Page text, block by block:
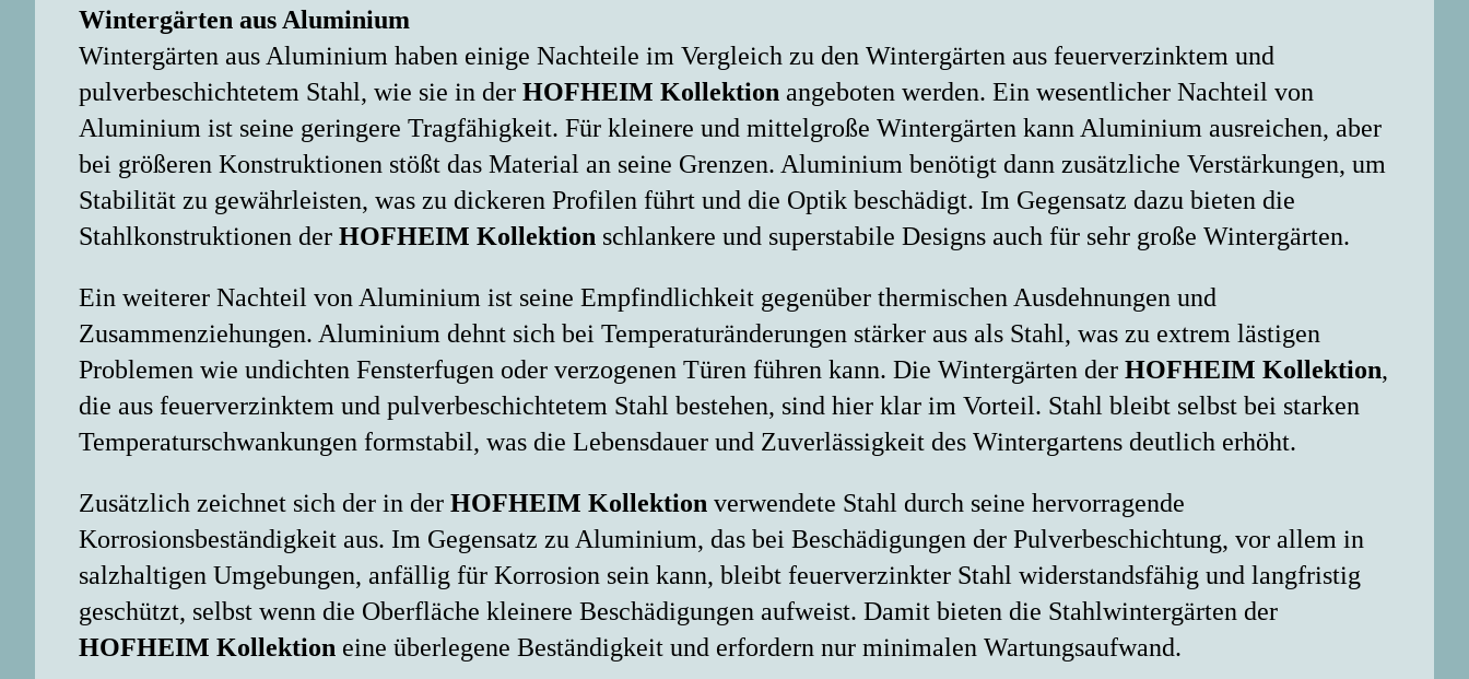
Wintergärten aus Aluminium
Wintergärten aus Aluminium haben einige Nachteile im Vergleich zu den Wintergärten aus feuerverzinktem und
pulverbeschichtetem Stahl, wie sie in der HOFHEIM Kollektion angeboten werden. Ein wesentlicher Nachteil von
Aluminium ist seine geringere Tragfähigkeit. Für kleinere und mittelgroße Wintergärten kann Aluminium ausreichen, aber
bei größeren Konstruktionen stößt das Material an seine Grenzen. Aluminium benötigt dann zusätzliche Verstärkungen, um
Stabilität zu gewährleisten, was zu dickeren Profilen führt und die Optik beschädigt. Im Gegensatz dazu bieten die
Stahlkonstruktionen der HOFHEIM Kollektion schlankere und superstabile Designs auch für sehr große Wintergärten.
Ein weiterer Nachteil von Aluminium ist seine Empfindlichkeit gegenüber thermischen Ausdehnungen und
Zusammenziehungen. Aluminium dehnt sich bei Temperaturänderungen stärker aus als Stahl, was zu extrem lästigen
Problemen wie undichten Fensterfugen oder verzogenen Türen führen kann. Die Wintergärten der HOFHEIM Kollektion,
die aus feuerverzinktem und pulverbeschichtetem Stahl bestehen, sind hier klar im Vorteil. Stahl bleibt selbst bei starken
Temperaturschwankungen formstabil, was die Lebensdauer und Zuverlässigkeit des Wintergartens deutlich erhöht.
Zusätzlich zeichnet sich der in der HOFHEIM Kollektion verwendete Stahl durch seine hervorragende
Korrosionsbeständigkeit aus. Im Gegensatz zu Aluminium, das bei Beschädigungen der Pulverbeschichtung, vor allem in
salzhaltigen Umgebungen, anfällig für Korrosion sein kann, bleibt feuerverzinkter Stahl widerstandsfähig und langfristig
geschützt, selbst wenn die Oberfläche kleinere Beschädigungen aufweist. Damit bieten die Stahlwintergärten der
HOFHEIM Kollektion eine überlegene Beständigkeit und erfordern nur minimalen Wartungsaufwand.